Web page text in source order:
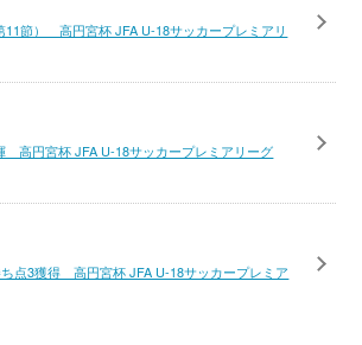
11節） 高円宮杯 JFA U-18サッカープレミアリ
高円宮杯 JFA U-18サッカープレミアリーグ
点3獲得 高円宮杯 JFA U-18サッカープレミア